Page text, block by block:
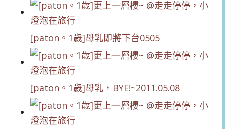
[paton。1歲]母乳即將下台0505
[paton。1歲]母乳，BYE!~2011.05.08